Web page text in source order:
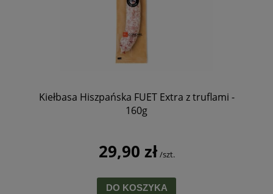
Kiełbasa Hiszpańska FUET Extra z truflami -
160g
29,90 zł/szt.
DO KOSZYKA